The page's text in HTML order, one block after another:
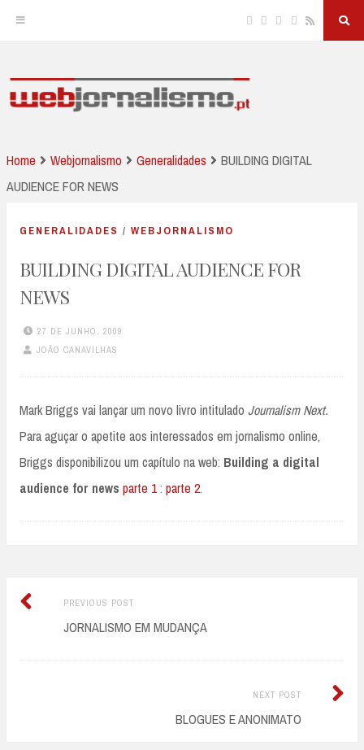
Skip
Facebook
TwitterLinkedin
Instagram
Home Webjornalismo Generalidades
BUILDING DIGITAL
AUDIENCE FOR NEWS
GENERALIDADES / WEBJORNALISMO
BUILDING DIGITAL AUDIENCE FOR
NEWS
27 DE JUNHO, 2009
JOÃO CANAVILHAS
Mark Briggs vai lançar um novo livro intitulado Journalism Next.
Para aguçar o apetite aos interessados em jornalismo online,
Briggs disponibilizou um capítulo na web: Building a digital
audience for news parte 1: parte 2.
Post
navigation
PREVIOUS POSTPrevious
post:
JORNALISMO EM MUDANÇA
NEXT POST
BLOGUES E ANONIMATO
Next